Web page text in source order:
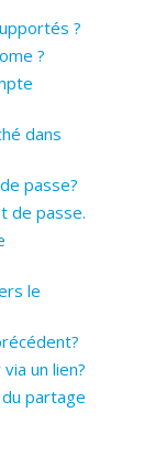
?
?
dans
passe?
de passe.
le
un lien?
partage